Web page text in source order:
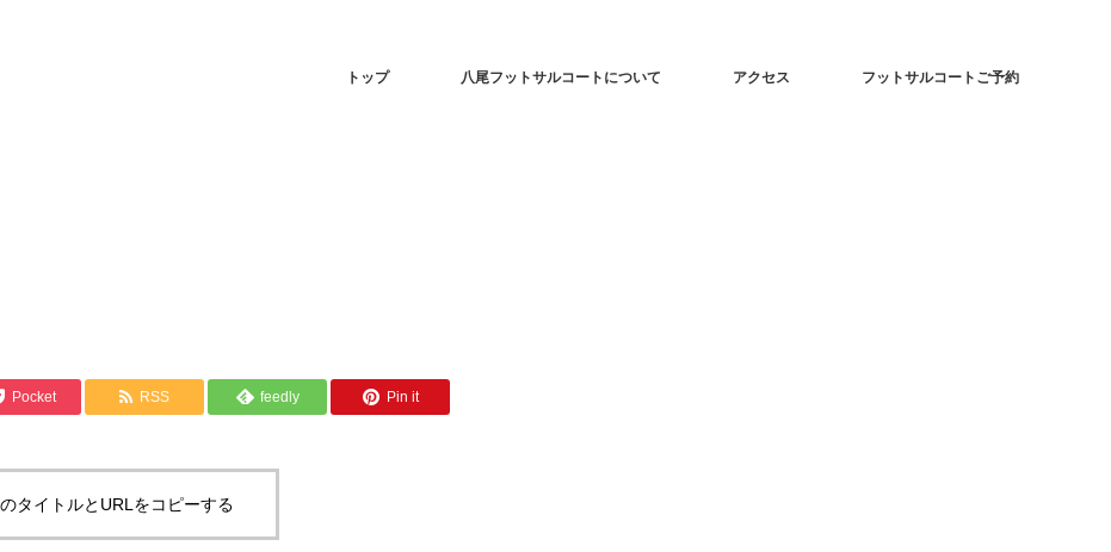
トップ 八尾フットサルコートについて アクセス フットサルコートご予約
Pocket RSS feedly Pin it
タイトルとURLをコピーする